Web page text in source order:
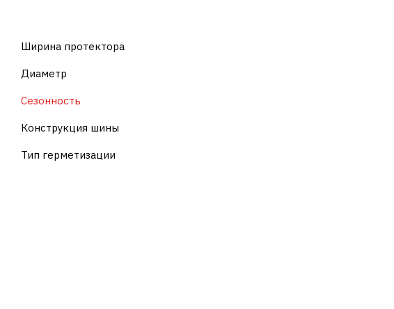
Ширина протектора
Диаметр
Сезонность
Конструкция шины
Тип герметизации